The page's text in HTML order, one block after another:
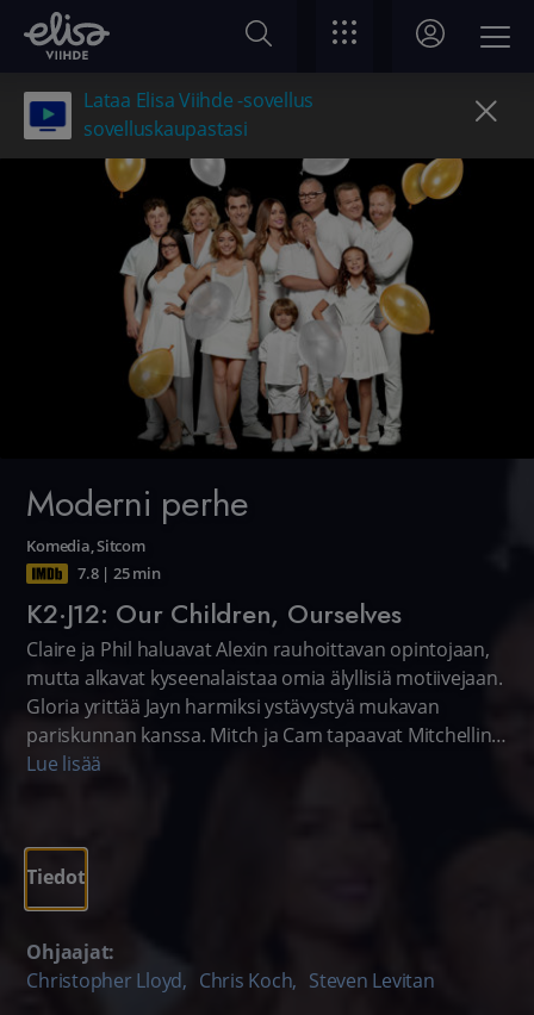
Lataa Elisa Viihde -sovellus
sovelluskaupastasi
Moderni perhe
Komedia,Sitcom
7.8| 25 min
K2·J12: Our Children, Ourselves
Claire ja Phil haluavat Alexin rauhoittavan opintojaan,
mutta alkavat kyseenalaistaa omia älyllisiä motiivejaan.
Gloria yrittää Jayn harmiksi ystävystyä mukavan
pariskunnan kanssa. Mitch ja Cam tapaavat Mitchellin
entisen naisystävän ja saavat tietää jotain järkyttävää.
Lue lisää
Tiedot
Ohjaajat:
Christopher Lloyd, Chris Koch, Steven Levitan